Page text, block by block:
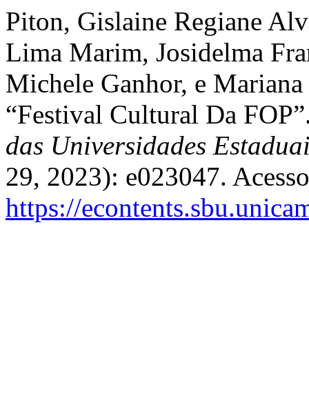
Piton, Gislaine Regiane
Lima Marim, Josidelma
Michele Ganhor, e
“Festival Cultural Da
das Universidades
29, 2023): e023047.
https://